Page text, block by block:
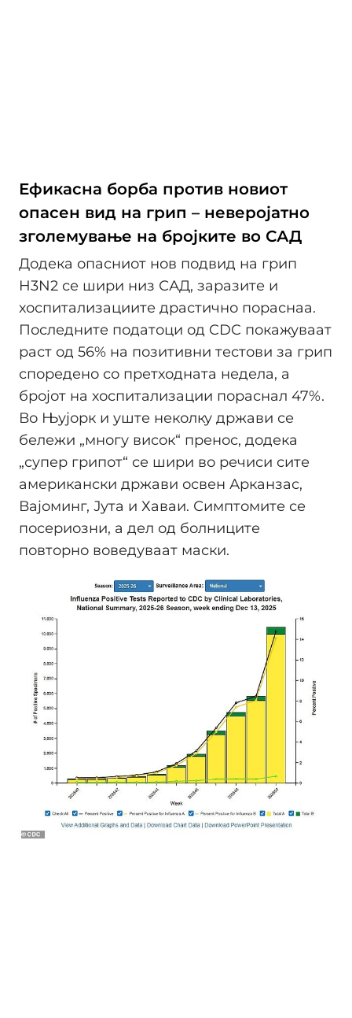
Ефикасна борба против новиот
опасен вид на грип – неверојатно
зголемување на бројките во САД
Додека опасниот нов подвид на грип
H3N2 се шири низ САД, заразите и
хоспитализациите драстично пораснаа.
Последните податоци од CDC покажуваат
раст од 56% на позитивни тестови за грип
споредено со претходната недела, а
бројот на хоспитализации пораснал 47%.
Во Њујорк и уште неколку држави се
бележи „многу висок“ пренос, додека
„супер грипот“ се шири во речиси сите
американски држави освен Арканзас,
Вајоминг, Јута и Хаваи. Симптомите се
посериозни, а дел од болниците
повторно воведуваат маски.